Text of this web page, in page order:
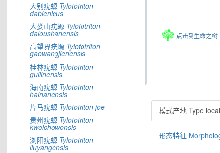
大别疣螈 Tylototriton
dabienicus
大娄山疣螈 Tylototriton
daloushanensis
高望界疣螈 Tylototriton
gaowangjienensis
桂林疣螈 Tylototriton
guilinensis
海南疣螈 Tylototriton
hainanensis
片马疣螈 Tylototriton joe
贵州疣螈 Tylototriton
kweichowensis
浏阳疣螈 Tylototriton
liuyangensis
点击到生命之树
模式产地 Type
形态特征